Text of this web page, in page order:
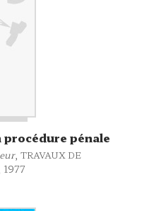
pénale
, TRAVAUX DE
1977